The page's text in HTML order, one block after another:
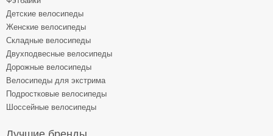
Детские велосипеды
Женские велосипеды
Складные велосипеды
Двухподвесные велосипеды
Дорожные велосипеды
Велосипеды для экстрима
Подростковые велосипеды
Шоссейные велосипеды